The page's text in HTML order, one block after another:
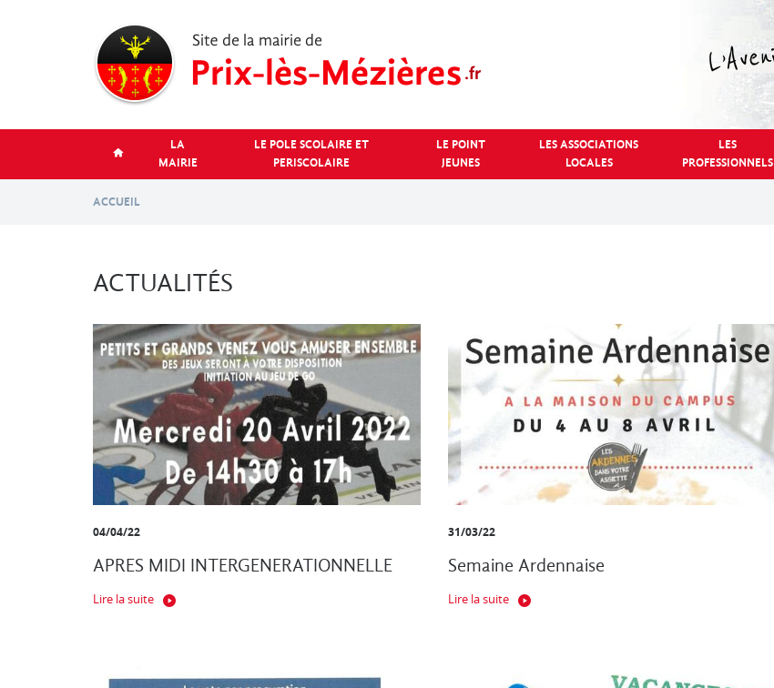
LA
MAIRIE
LE POLE SCOLAIRE ET
PERISCOLAIRE
LE POINT
JEUNES
LES ASSOCIATIONS
LOCALES
LES
PROFESSIONNELS
ACCUEIL
ACTUALITÉS
04/04/22
APRES MIDI INTERGENERATIONNELLE
Lire la suite
31/03/22
Semaine Ardennaise
Lire la suite